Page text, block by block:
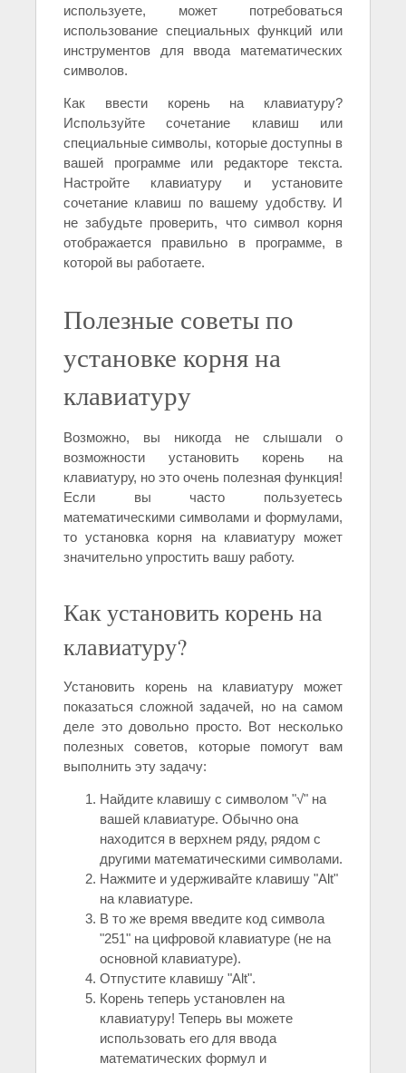
используете, может потребоваться
использование специальных функций или
инструментов для ввода математических
символов.
Как ввести корень на клавиатуру?
Используйте сочетание клавиш или
специальные символы, которые доступны в
вашей программе или редакторе текста.
Настройте клавиатуру и установите
сочетание клавиш по вашему удобству. И
не забудьте проверить, что символ корня
отображается правильно в программе, в
которой вы работаете.
Полезные советы по
установке корня на
клавиатуру
Возможно, вы никогда не слышали о
возможности установить корень на
клавиатуру, но это очень полезная функция!
Если вы часто пользуетесь
математическими символами и формулами,
то установка корня на клавиатуру может
значительно упростить вашу работу.
Как установить корень на
клавиатуру?
Установить корень на клавиатуру может
показаться сложной задачей, но на самом
деле это довольно просто. Вот несколько
полезных советов, которые помогут вам
выполнить эту задачу:
Найдите клавишу с символом "√" на
вашей клавиатуре. Обычно она
находится в верхнем ряду, рядом с
другими математическими символами.
Нажмите и удерживайте клавишу "Alt"
на клавиатуре.
В то же время введите код символа
"251" на цифровой клавиатуре (не на
основной клавиатуре).
Отпустите клавишу "Alt".
Корень теперь установлен на
клавиатуру! Теперь вы можете
использовать его для ввода
математических формул и